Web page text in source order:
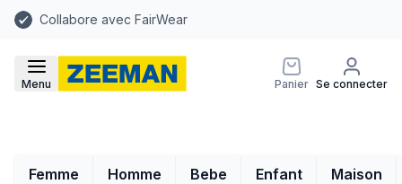
Collabore avec FairWear
Menu Panier Se connecter
Femme Homme Bebe Enfant Maison